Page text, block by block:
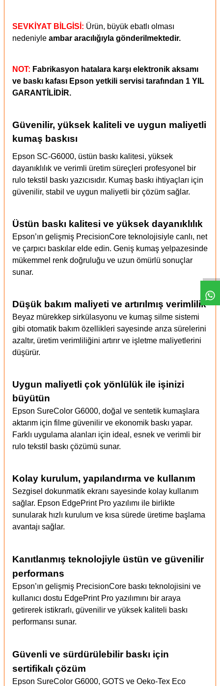
SEVKİYAT BİLGİSİ: Ürün, büyük ebatlı olması
nedeniyle ambar aracılığıyla gönderilmektedir.
NOT: Fabrikasyon hatalara karşı elektronik aksamı
ve baskı kafası Epson yetkili servisi tarafından 1 YIL
GARANTİLİDİR.
Güvenilir, yüksek kaliteli ve uygun maliyetli
kumaş baskısı
Epson SC-G6000, üstün baskı kalitesi, yüksek
dayanıklılık ve verimli üretim süreçleri profesyonel bir
rulo tekstil baskı yazıcısıdır. Kumaş baskı ihtiyaçları için
güvenilir, stabil ve uygun maliyetli bir çözüm sağlar.
Üstün baskı kalitesi ve yüksek dayanıklılık
Epson’ın gelişmiş PrecisionCore teknolojisiyle canlı, net
ve çarpıcı baskılar elde edin. Geniş kumaş yelpazesinde
mükemmel renk doğruluğu ve uzun ömürlü sonuçlar
sunar.
Düşük bakım maliyeti ve artırılmış verimlilik
Beyaz mürekkep sirkülasyonu ve kumaş silme sistemi
gibi otomatik bakım özellikleri sayesinde arıza sürelerini
azaltır, üretim verimliliğini artırır ve işletme maliyetlerini
düşürür.
Uygun maliyetli çok yönlülük ile işinizi
büyütün
Epson SureColor G6000, doğal ve sentetik kumaşlara
aktarım için filme güvenilir ve ekonomik baskı yapar.
Farklı uygulama alanları için ideal, esnek ve verimli bir
rulo tekstil baskı çözümü sunar.
Kolay kurulum, yapılandırma ve kullanım
Sezgisel dokunmatik ekranı sayesinde kolay kullanım
sağlar. Epson EdgePrint Pro yazılımı ile birlikte
sunularak hızlı kurulum ve kısa sürede üretime başlama
avantajı sağlar.
Kanıtlanmış teknolojiyle üstün ve güvenilir
performans
Epson’ın gelişmiş PrecisionCore baskı teknolojisini ve
kullanıcı dostu EdgePrint Pro yazılımını bir araya
getirerek istikrarlı, güvenilir ve yüksek kaliteli baskı
performansı sunar.
Güvenli ve sürdürülebilir baskı için
sertifikalı çözüm
Epson SureColor G6000, GOTS ve Oeko-Tex Eco